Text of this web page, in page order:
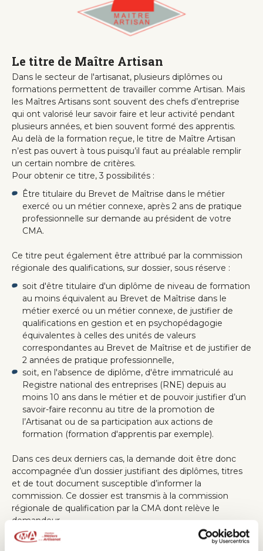
Le titre de Maître Artisan
Dans le secteur de l'artisanat, plusieurs diplômes ou
formations permettent de travailler comme Artisan. Mais
les Maîtres Artisans sont souvent des chefs d’entreprise
qui ont valorisé leur savoir faire et leur activité pendant
plusieurs années, et bien souvent formé des apprentis.
Au delà de la formation reçue, le titre de Maître Artisan
n’est pas ouvert à tous puisqu’il faut au préalable remplir
un certain nombre de critères.
Pour obtenir ce titre, 3 possibilités :
Être titulaire du Brevet de Maîtrise dans le métier
exercé ou un métier connexe, après 2 ans de pratique
professionnelle sur demande au président de votre
CMA.
Ce titre peut également être attribué par la commission
régionale des qualifications, sur dossier, sous réserve :
soit d'être titulaire d'un diplôme de niveau de formation
au moins équivalent au Brevet de Maîtrise dans le
métier exercé ou un métier connexe, de justifier de
qualifications en gestion et en psychopédagogie
équivalentes à celles des unités de valeurs
correspondantes au Brevet de Maîtrise et de justifier de
2 années de pratique professionnelle,
soit, en l'absence de diplôme, d'être immatriculé au
Registre national des entreprises (RNE) depuis au
moins 10 ans dans le métier et de pouvoir justifier d’un
savoir-faire reconnu au titre de la promotion de
l’Artisanat ou de sa participation aux actions de
formation (formation d'apprentis par exemple).
Dans ces deux derniers cas, la demande doit être donc
accompagnée d’un dossier justifiant des diplômes, titres
et de tout document susceptible d’informer la
commission. Ce dossier est transmis à la commission
régionale de qualification par la CMA dont relève le
demandeur.